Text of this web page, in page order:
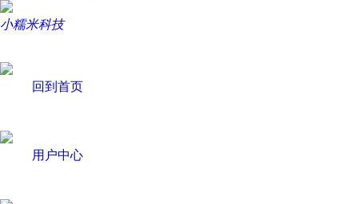
小糯米科技
回到首页
用户中心